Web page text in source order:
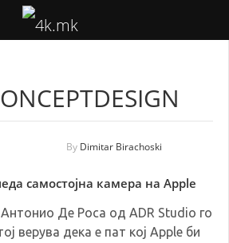
By Dimitar Birachoski
самостојна камера на Apple
Де Роса од ADR Studio го
верува дека е пат кој Apple би